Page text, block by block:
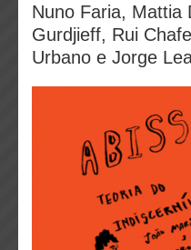
Nuno Faria, Mattia
Gurdjieff, Rui
Urbano e Jorge